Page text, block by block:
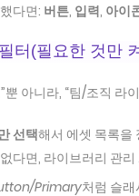
다면: 버튼, 입력, 아이
터(필요한 것만
뿐 아니라, “팀/조직 라
선택해서 에셋 목록을
다면, 라이브러리 관
Primary처럼 슬